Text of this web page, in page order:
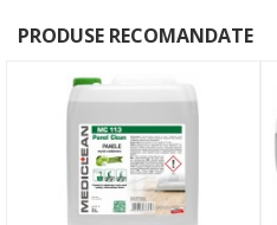
PRODUSE RECOMANDATE